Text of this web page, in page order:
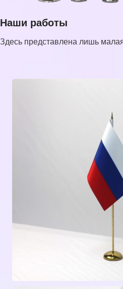
Наши работы
Здесь представлена лишь